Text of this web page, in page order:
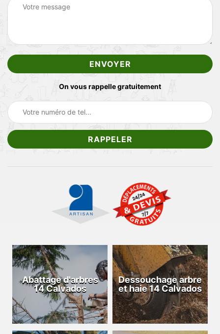
On vous rappelle gratuitement
Abattage d'arbres
14 Calvados
Dessouchage arbre
et haie 14 Calvados